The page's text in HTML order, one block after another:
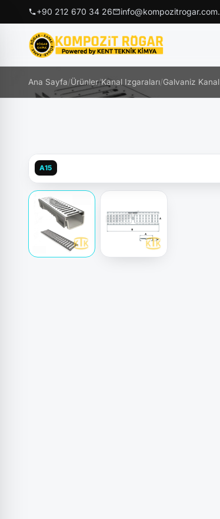
+90 212 670 34 26
Ana Sayfa/Ürünler/Kanal Izgaraları/Galvaniz
A15